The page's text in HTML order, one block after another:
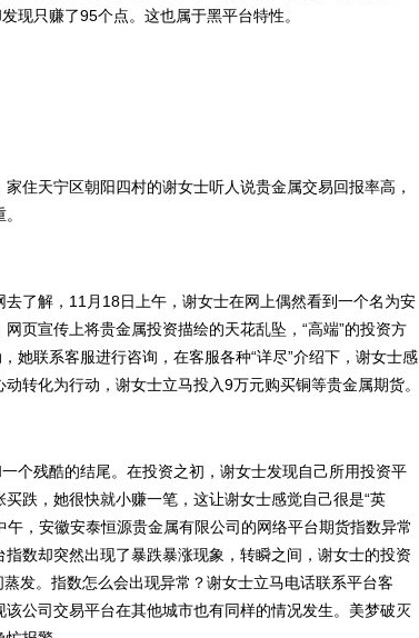
现只赚了95个点。这也属于黑平台特性。
天宁区朝阳四村的谢女士听人说贵金属交易回报率高，
了解，11月18日上午，谢女士在网上偶然看到一个名为安
页宣传上将贵金属投资描绘的天花乱坠，“高端”的投资方
她联系客服进行咨询，在客服各种“详尽”介绍下，谢女士感
转化为行动，谢女士立马投入9万元购买铜等贵金属期货。
残酷的结尾。在投资之初，谢女士发现自己所用投资平
跌，她很快就小赚一笔，这让谢女士感觉自己很是“英
，安徽安泰恒源贵金属有限公司的网络平台期货指数异常
数却突然出现了暴跌暴涨现象，转瞬之间，谢女士的投资
发。指数怎么会出现异常？谢女士立马电话联系平台客
公司交易平台在其他城市也有同样的情况发生。美梦破灭